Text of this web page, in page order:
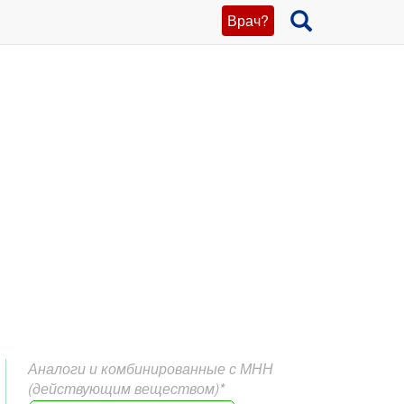
Врач?
Аналоги и комбинированные с МНН
(действующим веществом)*